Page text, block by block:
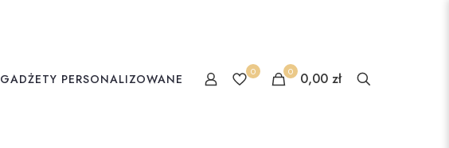
GADŻETY PERSONALIZOWANE 0 0 0,00 zł